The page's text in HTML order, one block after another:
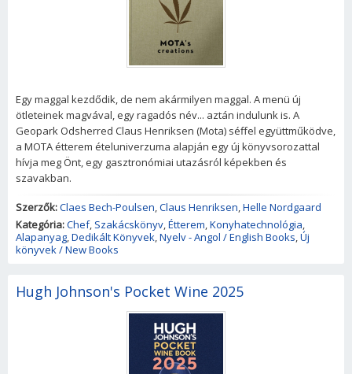
Egy maggal kezdődik, de nem akármilyen maggal. A menü új
ötleteinek magvával, egy ragadós név... aztán indulunk is. A
Geopark Odsherred Claus Henriksen (Mota) séffel együttműködve,
a MOTA étterem ételuniverzuma alapján egy új könyvsorozattal
hívja meg Önt, egy gasztronómiai utazásról képekben és
szavakban.
Szerzők:Claes Bech-Poulsen,Claus Henriksen,Helle Nordgaard
Kategória:Chef, Szakácskönyv,Étterem,Konyhatechnológia,
Alapanyag,Dedikált Könyvek,Nyelv - Angol / English Books,Új
könyvek / New Books
Hugh Johnson's Pocket Wine 2025